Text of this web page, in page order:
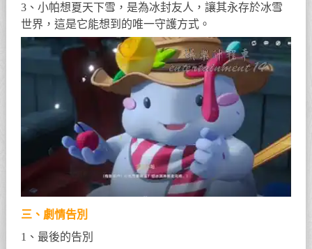
3、小帕想夏天下雪，是為冰封友人，讓其永存於冰雪
世界，這是它能想到的唯一守護方式。
三、劇情告別
1、最後的告別